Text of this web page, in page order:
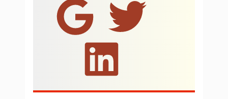
o
u
t
a
e
o
o
g
w
t
n
k